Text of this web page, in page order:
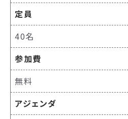
定員
40名
参加費
無料
アジェンダ